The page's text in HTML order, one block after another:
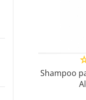
Shampoo